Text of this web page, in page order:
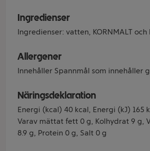
Ingredienser
Ingredienser: vatten, KORNMALT och
Allergener
Innehåller Spannmål som innehåller
Näringsdeklaration
Energi (kcal) 40 kcal, Energi (kJ) 165
Varav mättat fett 0 g, Kolhydrat 9 g,
8.9 g, Protein 0 g, Salt 0 g